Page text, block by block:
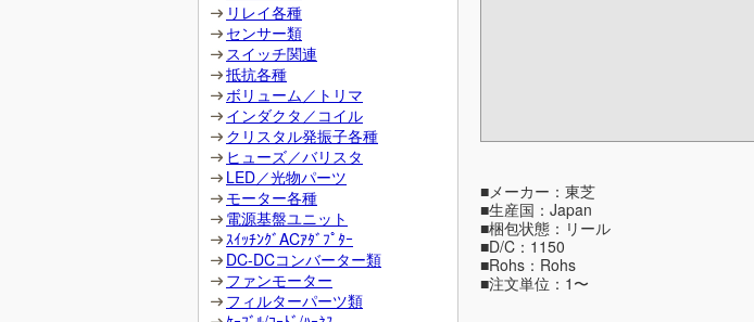
リレイ各種
センサー類
スイッチ関連
抵抗各種
ボリューム／トリマ
インダクタ／コイル
クリスタル発振子各種
ヒューズ／バリスタ
LED／光物パーツ
モーター各種
電源基盤ユニット
ｽｲｯﾁﾝｸﾞACｱﾀﾞﾌﾟﾀｰ
DC-DCコンバーター類
ファンモーター
フィルターパーツ類
■メーカー：東芝
■生産国：Japan
■梱包状態：リール
■D/C：1150
■Rohs：Rohs
■注文単位：1〜